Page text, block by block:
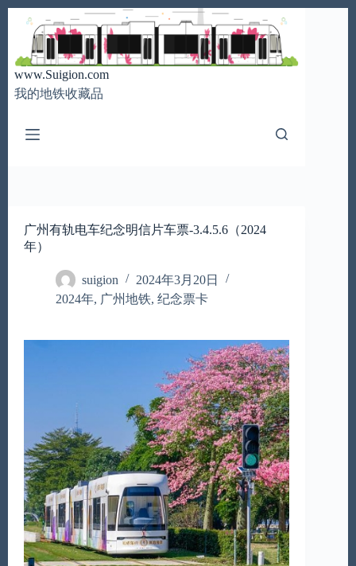
容
www.Suigion.com
我的地铁收藏品
广州有轨电车纪念明信片车票-3.4.5.6（2024
年）
suigion
2024年3月20日
2024年, 广州地铁, 纪念票卡